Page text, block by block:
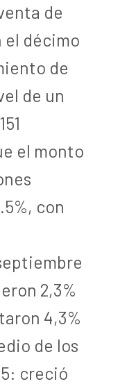
de
el décimo
de
de un
el monto
con
2,3%
4,3%
de los
creció